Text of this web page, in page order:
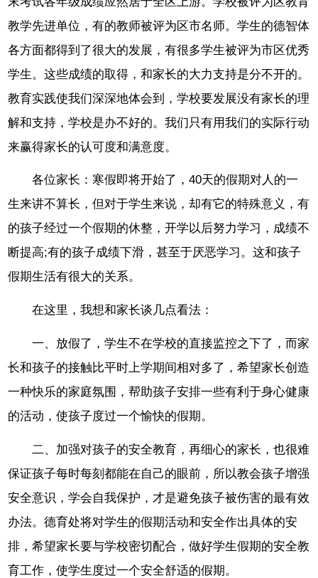
教学先进单位，有的教师被评为区市名师。学生的德智体
各方面都得到了很大的发展，有很多学生被评为市区优秀
学生。这些成绩的取得，和家长的大力支持是分不开的。
教育实践使我们深深地体会到，学校要发展没有家长的理
解和支持，学校是办不好的。我们只有用我们的实际行动
来赢得家长的认可度和满意度。
各位家长：寒假即将开始了，40天的假期对人的一
生来讲不算长，但对于学生来说，却有它的特殊意义，有
的孩子经过一个假期的休整，开学以后努力学习，成绩不
断提高;有的孩子成绩下滑，甚至于厌恶学习。这和孩子
假期生活有很大的关系。
在这里，我想和家长谈几点看法：
一、放假了，学生不在学校的直接监控之下了，而家
长和孩子的接触比平时上学期间相对多了，希望家长创造
一种快乐的家庭氛围，帮助孩子安排一些有利于身心健康
的活动，使孩子度过一个愉快的假期。
二、加强对孩子的安全教育，再细心的家长，也很难
保证孩子每时每刻都能在自己的眼前，所以教会孩子增强
安全意识，学会自我保护，才是避免孩子被伤害的最有效
办法。德育处将对学生的假期活动和安全作出具体的安
排，希望家长要与学校密切配合，做好学生假期的安全教
育工作，使学生度过一个安全舒适的假期。